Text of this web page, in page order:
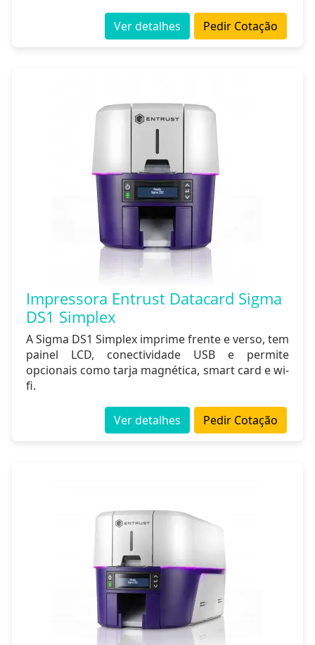
Pedir Cotação
Ver detalhes
Impressora Entrust Datacard Sigma
DS1 Simplex
A Sigma DS1 Simplex imprime frente e verso, tem
painel LCD, conectividade USB e permite
opcionais como tarja magnética, smart card e wi-
fi.
Pedir Cotação
Ver detalhes